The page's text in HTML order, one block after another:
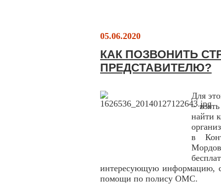
05.06.2020
КАК ПОЗВОНИТЬ
ПРЕДСТАВИТЕЛЮ?
Для
–
найти
в
интересующую информацию,
помощи по полису ОМС.